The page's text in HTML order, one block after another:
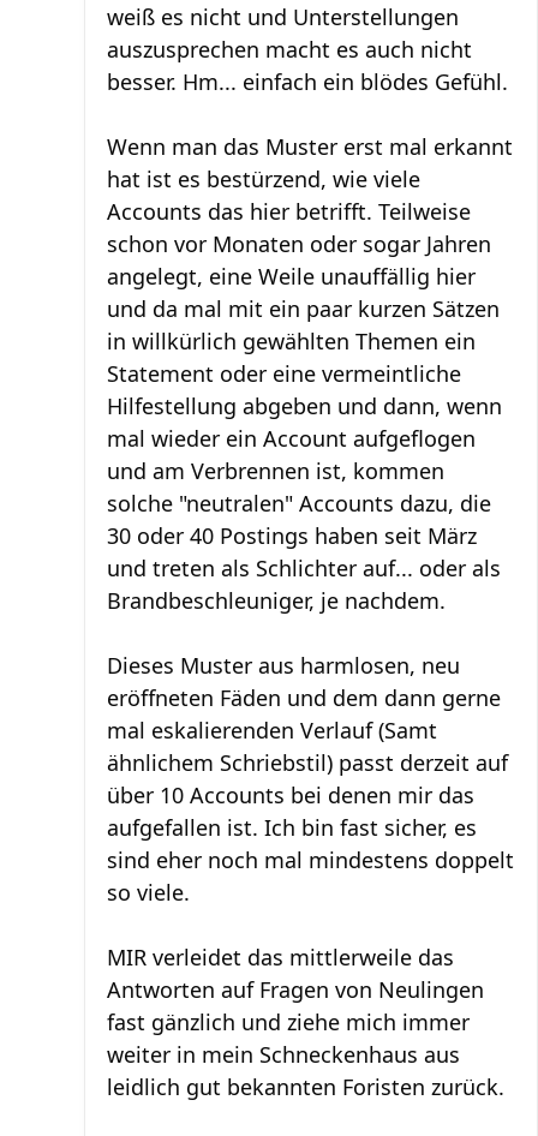
weiß es nicht und Unterstellungen
auszusprechen macht es auch nicht
besser. Hm... einfach ein blödes Gefühl.
Wenn man das Muster erst mal erkannt
hat ist es bestürzend, wie viele
Accounts das hier betrifft. Teilweise
schon vor Monaten oder sogar Jahren
angelegt, eine Weile unauffällig hier
und da mal mit ein paar kurzen Sätzen
in willkürlich gewählten Themen ein
Statement oder eine vermeintliche
Hilfestellung abgeben und dann, wenn
mal wieder ein Account aufgeflogen
und am Verbrennen ist, kommen
solche "neutralen" Accounts dazu, die
30 oder 40 Postings haben seit März
und treten als Schlichter auf... oder als
Brandbeschleuniger, je nachdem.
Dieses Muster aus harmlosen, neu
eröffneten Fäden und dem dann gerne
mal eskalierenden Verlauf (Samt
ähnlichem Schriebstil) passt derzeit auf
über 10 Accounts bei denen mir das
aufgefallen ist. Ich bin fast sicher, es
sind eher noch mal mindestens doppelt
so viele.
MIR verleidet das mittlerweile das
Antworten auf Fragen von Neulingen
fast gänzlich und ziehe mich immer
weiter in mein Schneckenhaus aus
leidlich gut bekannten Foristen zurück.